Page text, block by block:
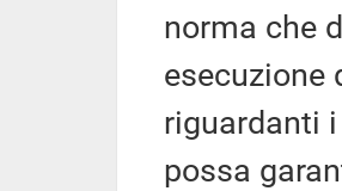
norma che
esecuzione
riguardanti
possa